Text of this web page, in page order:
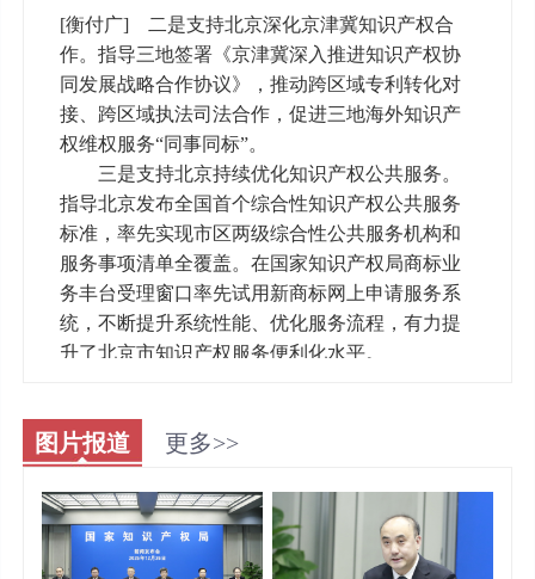
[衡付广] 二是支持北京深化京津冀知识产权合
作。指导三地签署《京津冀深入推进知识产权协
同发展战略合作协议》，推动跨区域专利转化对
接、跨区域执法司法合作，促进三地海外知识产
权维权服务“同事同标”。
三是支持北京持续优化知识产权公共服务。
指导北京发布全国首个综合性知识产权公共服务
标准，率先实现市区两级综合性公共服务机构和
服务事项清单全覆盖。在国家知识产权局商标业
务丰台受理窗口率先试用新商标网上申请服务系
统，不断提升系统性能、优化服务流程，有力提
升了北京市知识产权服务便利化水平。
议，支持北京举办中关村论坛年会全球知识产权
保护与创新论坛等重要知识产权国际交流活动，
协调世界知识产权组织总干事邓鸿森先生出席并
致辞，助力北京知识产权高水平对外开放。
五是支持北京建设高水平知识产权人才高
图片报道 更多>>